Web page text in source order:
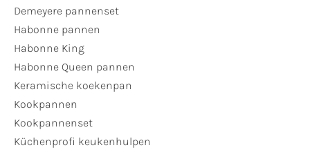
Demeyere pannenset
Habonne pannen
Habonne King
Habonne Queen pannen
Keramische koekenpan
Kookpannen
Kookpannenset
Küchenprofi keukenhulpen